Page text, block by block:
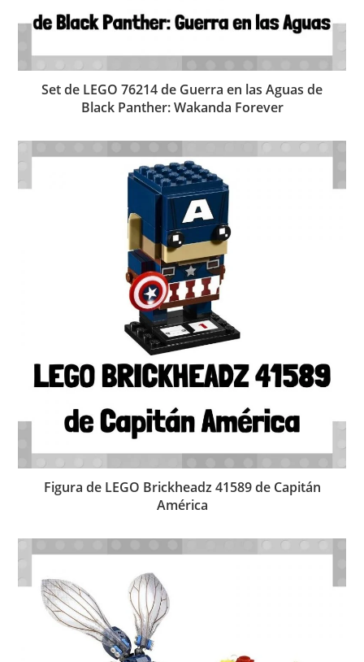
Set de LEGO 76214 de Guerra en las Aguas de
Black Panther: Wakanda Forever
Figura de LEGO Brickheadz 41589 de Capitán
América